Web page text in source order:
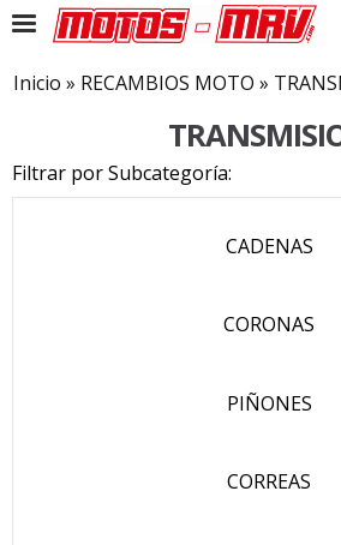
Inicio » RECAMBIOS MOTO »
Filtrar por Subcategoría:
CADENAS
CORONAS
PIÑONES
CORREAS